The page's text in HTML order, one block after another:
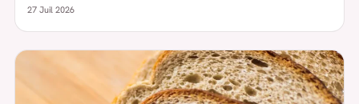
27 Juil 2026